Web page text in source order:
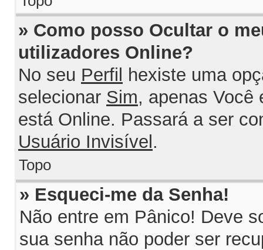
» Como posso Ocultar o
utilizadores Online?
No seu Perfil
hexiste uma
selecionar Sim, apenas Você
está Online. Passará a ser
Usuário Invisível .
Topo
» Esqueci-me da Senha!
Não entre em Pânico! Deve
sua senha não poder ser